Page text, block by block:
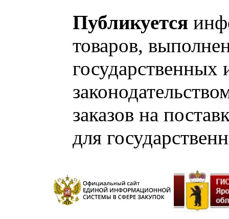
Публикуется
товаров,
заказов на
для